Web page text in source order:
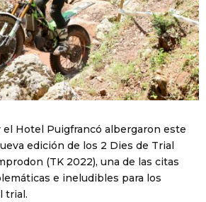
el Hotel Puigfrancó albergaron este
edición de los 2 Dies de Trial
(TK 2022), una de las citas
e ineludibles para los
trial.